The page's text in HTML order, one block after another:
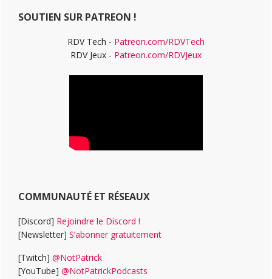
SOUTIEN SUR PATREON !
RDV Tech - Patreon.com/RDVTech
RDV Jeux - Patreon.com/RDVJeux
COMMUNAUTÉ ET RÉSEAUX
[Discord] Rejoindre le Discord !
[Newsletter] S’abonner gratuitement
[Twitch] @NotPatrick
[YouTube] @NotPatrickPodcasts